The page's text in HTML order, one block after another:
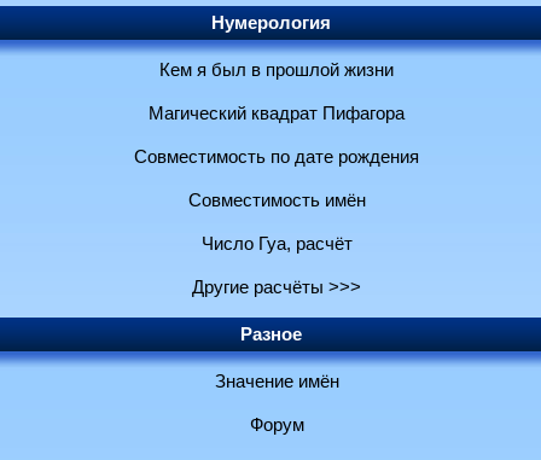
Нумерология
Кем я был в прошлой жизни
Магический квадрат Пифагора
Совместимость по дате рождения
Совместимость имён
Число Гуа, расчёт
Другие расчёты >>>
Разное
Значение имён
Форум